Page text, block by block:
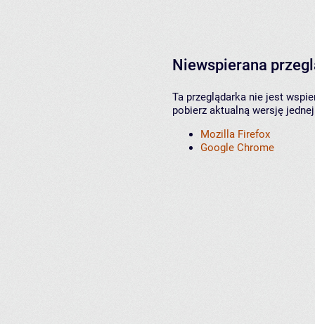
Niewspierana
Ta przeglądarka nie jest
pobierz aktualną wersję
Mozilla Firefox
Google Chrome